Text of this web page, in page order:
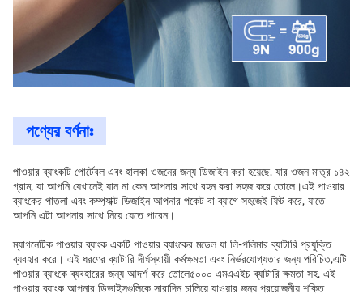
পণ্যের বর্ণনাঃ
পাওয়ার ব্যাংকটি পোর্টেবল এবং হালকা ওজনের জন্য ডিজাইন করা হয়েছে, যার ওজন মাত্র ১৪২
গ্রাম, যা আপনি যেখানেই যান না কেন আপনার সাথে বহন করা সহজ করে তোলে।এই পাওয়ার
ব্যাংকের পাতলা এবং কম্প্যাক্ট ডিজাইন আপনার পকেট বা ব্যাগে সহজেই ফিট করে, যাতে
আপনি এটা আপনার সাথে নিয়ে যেতে পারেন।
ম্যাগনেটিক পাওয়ার ব্যাংক একটি পাওয়ার ব্যাংকের মডেল যা লি-পলিমার ব্যাটারি প্রযুক্তি
ব্যবহার করে। এই ধরণের ব্যাটারি দীর্ঘস্থায়ী কর্মক্ষমতা এবং নির্ভরযোগ্যতার জন্য পরিচিত,এটি
পাওয়ার ব্যাংকে ব্যবহারের জন্য আদর্শ করে তোলে৫০০০ এমএএইচ ব্যাটারি ক্ষমতা সহ, এই
পাওয়ার ব্যাংক আপনার ডিভাইসগুলিকে সারাদিন চালিয়ে যাওয়ার জন্য প্রয়োজনীয় শক্তি